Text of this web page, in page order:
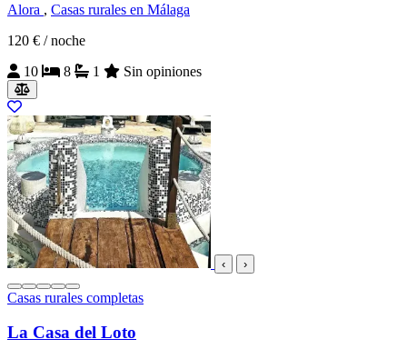
Alora , Casas rurales en Málaga
120 € / noche
10
8 1 Sin opiniones
‹ ›
Casas rurales completas
La Casa del Loto